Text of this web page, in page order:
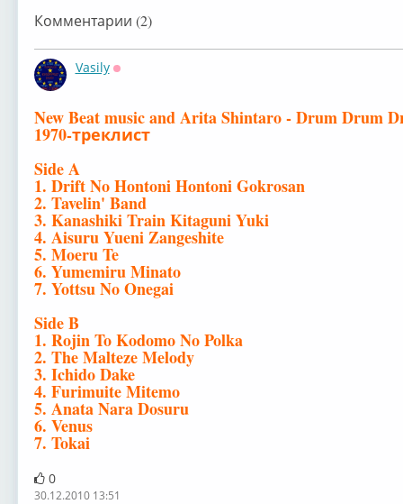
Комментарии (2)
Vasily
New Beat music and Arita Shintaro - Drum Drum
1970-треклист
Side A
1. Drift No Hontoni Hontoni Gokrosan
2. Tavelin' Band
3. Kanashiki Train Kitaguni Yuki
4. Aisuru Yueni Zangeshite
5. Moeru Te
6. Yumemiru Minato
7. Yottsu No Onegai
Side B
1. Rojin To Kodomo No Polka
2. The Malteze Melody
3. Ichido Dake
4. Furimuite Mitemo
5. Anata Nara Dosuru
6. Venus
7. Tokai
0
30.12.2010 13:51